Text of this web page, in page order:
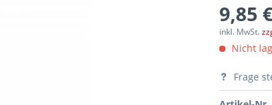
9,85
inkl. MwSt.
Nicht
Frage